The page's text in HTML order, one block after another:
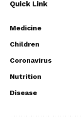
Quick Link
Medicine
Children
Coronavirus
Nutrition
Disease